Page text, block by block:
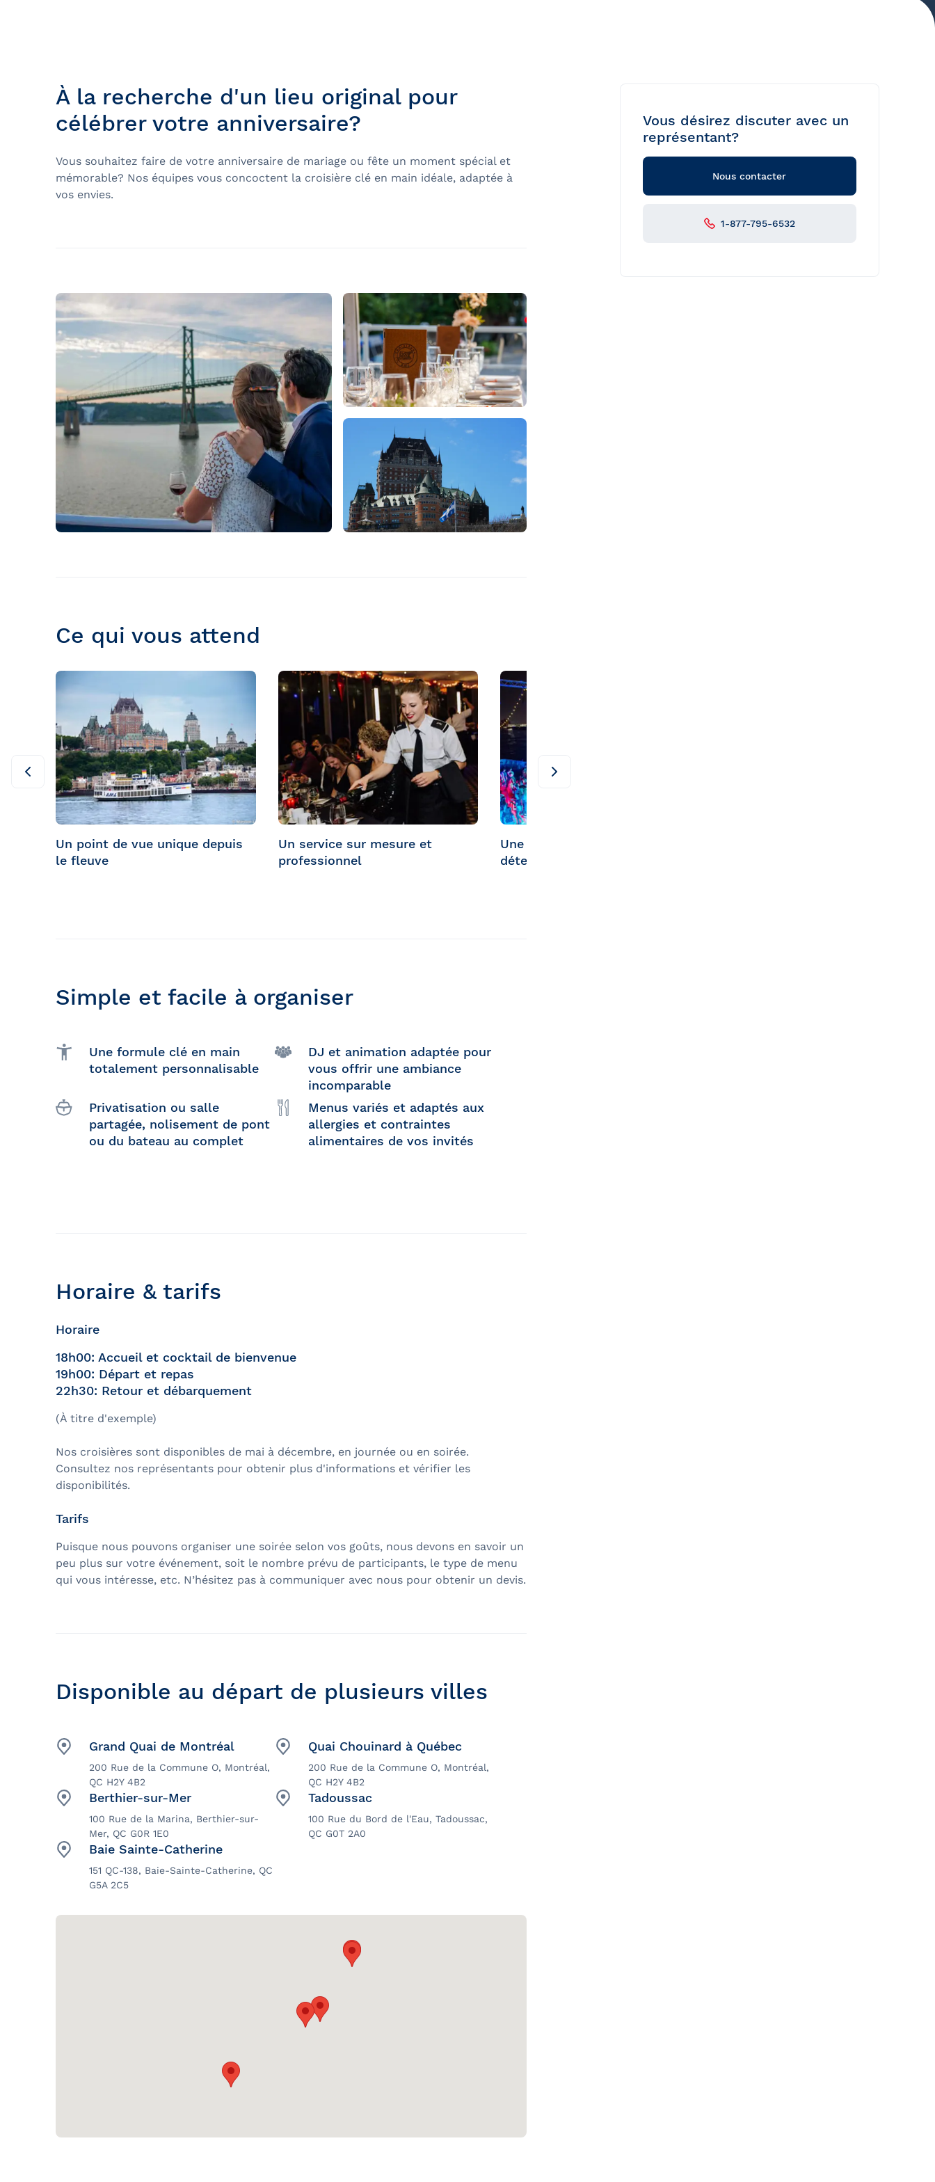
Croisière de soir
Croisières entre Montréal, Québec et
Tadoussac
À la recherche d'un lieu original pour
célébrer votre anniversaire?
Vous souhaitez faire de votre anniversaire de mariage ou fête un moment spécial et
mémorable? Nos équipes vous concoctent la croisière clé en main idéale, adaptée à
vos envies.
Ce qui vous attend
Un point de vue unique depuis
le fleuve
Un service sur mesure et
professionnel
Une ambiance festive et
détendue
Simple et facile à organiser
Une formule clé en main
totalement personnalisable
DJ et animation adaptée pour
vous offrir une ambiance
incomparable
Privatisation ou salle
partagée, nolisement de pont
ou du bateau au complet
Menus variés et adaptés aux
allergies et contraintes
alimentaires de vos invités
Horaire & tarifs
Horaire
18h00: Accueil et cocktail de bienvenue
19h00: Départ et repas
22h30: Retour et débarquement
(À titre d'exemple)
Nos croisières sont disponibles de mai à décembre, en journée ou en soirée.
Consultez nos représentants pour obtenir plus d'informations et vérifier les
disponibilités.
Tarifs
Puisque nous pouvons organiser une soirée selon vos goûts, nous devons en savoir un
peu plus sur votre événement, soit le nombre prévu de participants, le type de menu
qui vous intéresse, etc. N’hésitez pas à communiquer avec nous pour obtenir un devis.
Disponible au départ de plusieurs villes
Grand Quai de Montréal
200 Rue de la Commune O, Montréal,
QC H2Y 4B2
Quai Chouinard à Québec
200 Rue de la Commune O, Montréal,
QC H2Y 4B2
Berthier-sur-Mer
100 Rue de la Marina, Berthier-sur-
Mer, QC G0R 1E0
Tadoussac
100 Rue du Bord de l'Eau, Tadoussac,
QC G0T 2A0
Baie Sainte-Catherine
151 QC-138, Baie-Sainte-Catherine, QC
G5A 2C5
Vous désirez discuter avec un
représentant?
Nous contacter
1-877-795-6532